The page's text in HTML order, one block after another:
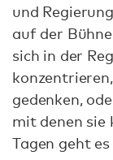
und
auf der
sich in der
gedenken,
mit denen
Tagen geht